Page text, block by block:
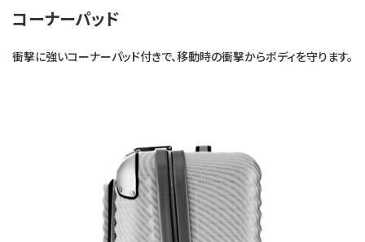
コーナーパッド
衝撃に強いコーナーパッド付きで、移動時の衝撃からボディを守ります。